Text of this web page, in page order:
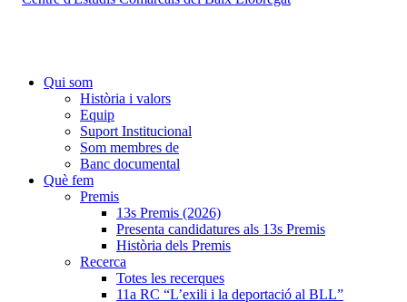
Qui som
Història i valors
Equip
Suport Institucional
Som membres de
Banc documental
Què fem
Premis
13s Premis (2026)
Presenta candidatures als 13s Premis
Història dels Premis
Recerca
Totes les recerques
11a RC “L’exili i la deportació al BLL”